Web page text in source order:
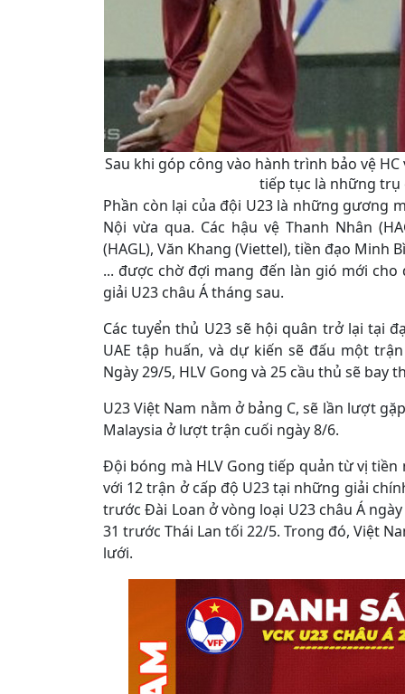
Sau khi góp công vào hành trình bảo vệ HC
tiếp tục là những trụ
Phần còn lại của đội U23 là những gương
Nội vừa qua. Các hậu vệ Thanh Nhân
(HAGL), Văn Khang (Viettel), tiền đạo Minh
... được chờ đợi mang đến làn gió mới
giải U23 châu Á tháng sau.
Các tuyển thủ U23 sẽ hội quân trở lại tại
UAE tập huấn, và dự kiến sẽ đấu một
Ngày 29/5, HLV Gong và 25 cầu thủ sẽ bay
U23 Việt Nam nằm ở bảng C, sẽ lần lượt
Malaysia ở lượt trận cuối ngày 8/6.
Đội bóng mà HLV Gong tiếp quản từ vị
với 12 trận ở cấp độ U23 tại những giải
trước Đài Loan ở vòng loại U23 châu Á
31 trước Thái Lan tối 22/5. Trong đó, Việt
lưới.